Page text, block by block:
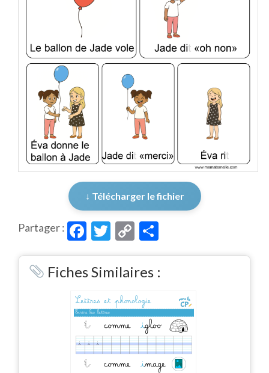
↓ Télécharger le fichier
Partager : Facebook
Twitter
Copy
Link
Fiches Similaires :